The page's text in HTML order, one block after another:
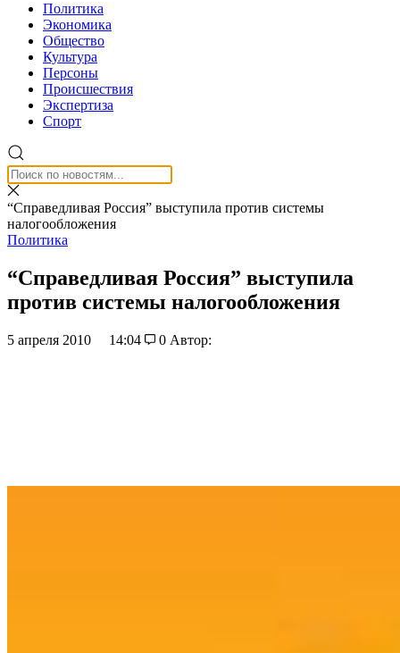
Политика
Экономика
Общество
Культура
Персоны
Происшествия
Экспертиза
Спорт
“Справедливая Россия” выступила против системы
налогообложения
Политика
“Справедливая Россия” выступила
против системы налогообложения
5 апреля 2010 14:04 0 Автор: